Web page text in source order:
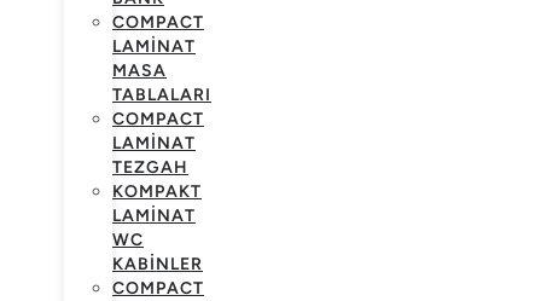
COMPACT
LAMINAT
MASA
TABLALARI
COMPACT
LAMINAT
TEZGAH
KOMPAKT
LAMINAT
WC
KABINLER
COMPACT